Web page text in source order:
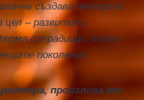
създава пчеларска
– развитие и
с традиции, които
поколения.
произлиза от